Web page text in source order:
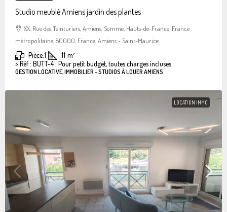
Studio meublé Amiens jardin des plantes
XX, Rue des Teinturiers, Amiens, Somme, Hauts-de-France, France
métropolitaine, 80000, France, Amiens - Saint-Maurice
Pièce:1 11 m²
>:Réf : BUTT-4 : Pour petit budget, toutes charges incluses.
GESTION LOCATIVE, IMMOBILIER - STUDIOS À LOUER AMIENS
LOCATION IMMO